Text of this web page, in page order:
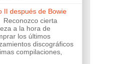
II después de Bowie
cierta
a la hora de
los últimos
discográficos
compilaciones,